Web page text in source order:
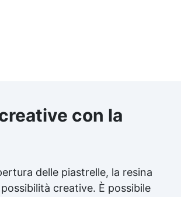
con la
delle piastrelle, la resina
creative. È possibile